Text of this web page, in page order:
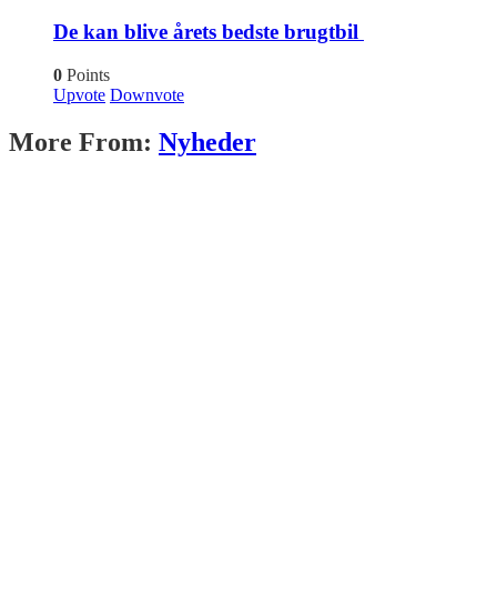
De kan blive årets bedste brugtbil
0 Points
Upvote Downvote
More From: Nyheder